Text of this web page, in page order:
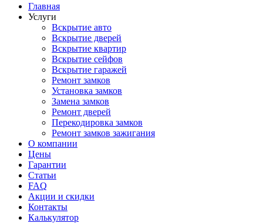
Главная
Услуги
Вскрытие авто
Вскрытие дверей
Вскрытие квартир
Вскрытие сейфов
Вскрытие гаражей
Ремонт замков
Установка замков
Замена замков
Ремонт дверей
Перекодировка замков
Ремонт замков зажигания
О компании
Цены
Гарантии
Статьи
FAQ
Акции и скидки
Контакты
Калькулятор